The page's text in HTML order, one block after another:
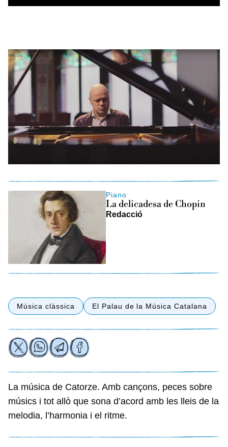
Piano
La delicadesa de Chopin
Redacció
Música clàssica El Palau de la Música Catalana
La música de Catorze. Amb cançons, peces sobre
músics i tot allò que sona d’acord amb les lleis de la
melodia, l’harmonia i el ritme.